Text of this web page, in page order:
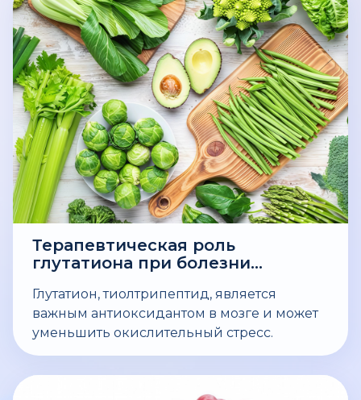
Терапевтическая роль
глутатиона при болезни
Глутатион, тиолтрипептид, является
важным антиоксидантом в мозге и может
уменьшить окислительный стресс.